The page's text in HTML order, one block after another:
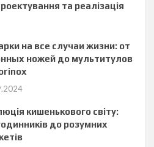
та реалізація
на все случаи жизни: от
ножей до мультитулов
кишенькового світу:
до розумних